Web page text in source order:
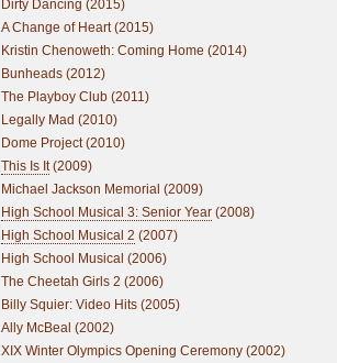
Dirty Dancing (2015)
A Change of Heart (2015)
Kristin Chenoweth: Coming Home (2014)
Bunheads (2012)
The Playboy Club (2011)
Legally Mad (2010)
Dome Project (2010)
This Is It(2009)
Michael Jackson Memorial (2009)
High School Musical 3: Senior Year (2008)
High School Musical 2 (2007)
High School Musical (2006)
The Cheetah Girls 2 (2006)
Billy Squier: Video Hits (2005)
Ally McBeal (2002)
XIX Winter Olympics Opening Ceremony (2002)